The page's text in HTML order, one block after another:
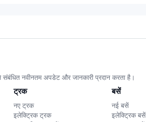
संबंधित नवीनतम अपडेट और जानकारी प्रदान करता है।
ट्रक
नए ट्रक
इलेक्ट्रिक ट्रक
बसें
नई बसें
इलेक्ट्रिक बसें